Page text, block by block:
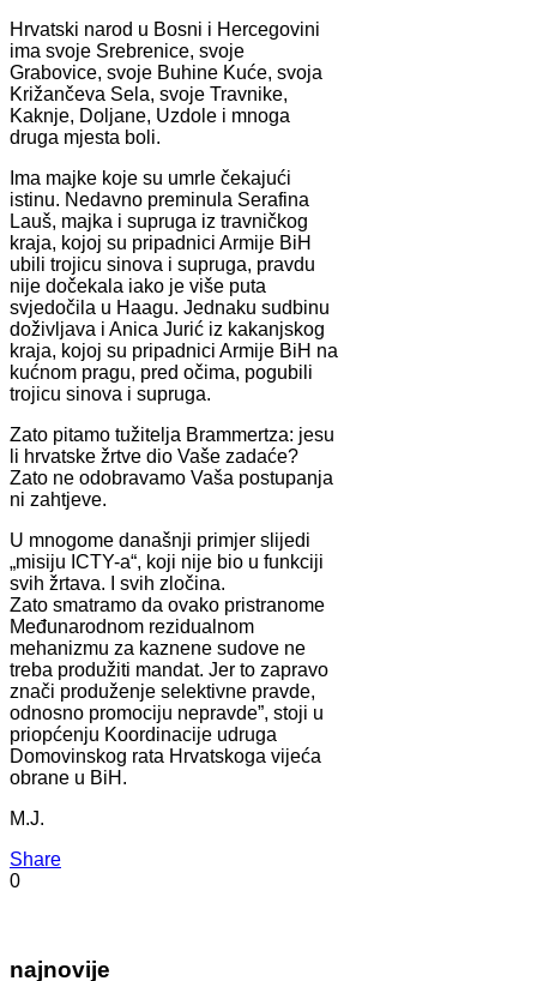
Hrvatski narod u Bosni i Hercegovini
ima svoje Srebrenice, svoje
Grabovice, svoje Buhine Kuće, svoja
Križančeva Sela, svoje Travnike,
Kaknje, Doljane, Uzdole i mnoga
druga mjesta boli.
Ima majke koje su umrle čekajući
istinu. Nedavno preminula Serafina
Lauš, majka i supruga iz travničkog
kraja, kojoj su pripadnici Armije BiH
ubili trojicu sinova i supruga, pravdu
nije dočekala iako je više puta
svjedočila u Haagu. Jednaku sudbinu
doživljava i Anica Jurić iz kakanjskog
kraja, kojoj su pripadnici Armije BiH na
kućnom pragu, pred očima, pogubili
trojicu sinova i supruga.
Zato pitamo tužitelja Brammertza: jesu
li hrvatske žrtve dio Vaše zadaće?
Zato ne odobravamo Vaša postupanja
ni zahtjeve.
U mnogome današnji primjer slijedi
„misiju ICTY-a“, koji nije bio u funkciji
svih žrtava. I svih zločina.
Zato smatramo da ovako pristranome
Međunarodnom rezidualnom
mehanizmu za kaznene sudove ne
treba produžiti mandat. Jer to zapravo
znači produženje selektivne pravde,
odnosno promociju nepravde”, stoji u
priopćenju Koordinacije udruga
Domovinskog rata Hrvatskoga vijeća
obrane u BiH.
M.J.
Share
0
najnovije